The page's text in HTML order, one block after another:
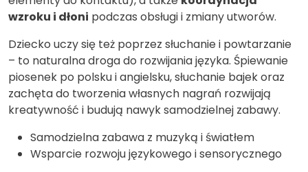
wzroku i dłoni podczas obsługi i zmiany utworów.
Dziecko uczy się też poprzez słuchanie i powtarzanie
– to naturalna droga do rozwijania języka. Śpiewanie
piosenek po polsku i angielsku, słuchanie bajek oraz
zachęta do tworzenia własnych nagrań rozwijają
kreatywność i budują nawyk samodzielnej zabawy.
Samodzielna zabawa z muzyką i światłem
Wsparcie rozwoju językowego i sensorycznego